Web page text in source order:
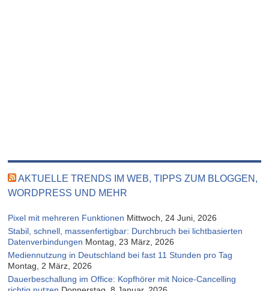
AKTUELLE TRENDS IM WEB, TIPPS ZUM BLOGGEN,
WORDPRESS UND MEHR
Pixel mit mehreren Funktionen Mittwoch, 24 Juni, 2026
Stabil, schnell, massenfertigbar: Durchbruch bei lichtbasierten
Datenverbindungen Montag, 23 März, 2026
Mediennutzung in Deutschland bei fast 11 Stunden pro Tag
Montag, 2 März, 2026
Dauerbeschallung im Office: Kopfhörer mit Noice-Cancelling